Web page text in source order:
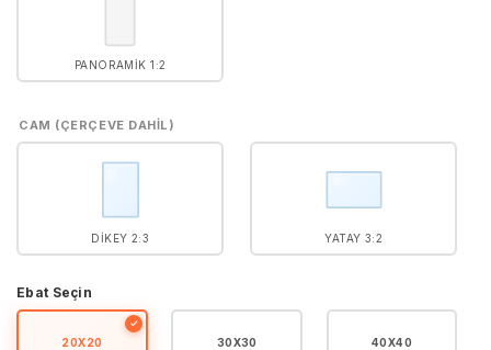
PANORAMIK 1:2
CAM (ÇERÇEVE DAHIL)
DIKEY 2:3 YATAY 3:2
Ebat Seçin
20X20
✓
30X30 40X40